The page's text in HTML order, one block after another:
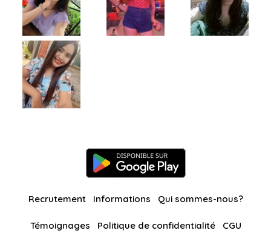
Recrutement Informations Qui sommes-nous?
Témoignages Politique de confidentialité CGU